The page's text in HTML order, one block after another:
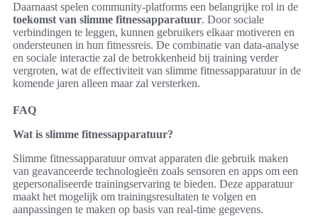
Daarnaast spelen community-platforms een belangrijke rol in de
toekomst van slimme fitnessapparatuur. Door sociale
verbindingen te leggen, kunnen gebruikers elkaar motiveren en
ondersteunen in hun fitnessreis. De combinatie van data-analyse
en sociale interactie zal de betrokkenheid bij training verder
vergroten, wat de effectiviteit van slimme fitnessapparatuur in de
komende jaren alleen maar zal versterken.
FAQ
Wat is slimme fitnessapparatuur?
Slimme fitnessapparatuur omvat apparaten die gebruik maken
van geavanceerde technologieën zoals sensoren en apps om een
gepersonaliseerde trainingservaring te bieden. Deze apparatuur
maakt het mogelijk om trainingsresultaten te volgen en
aanpassingen te maken op basis van real-time gegevens.